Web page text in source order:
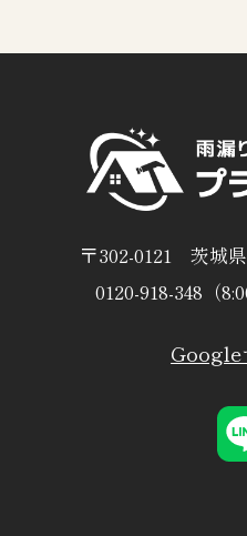
〒302-0121 茨城
0120-918-348（